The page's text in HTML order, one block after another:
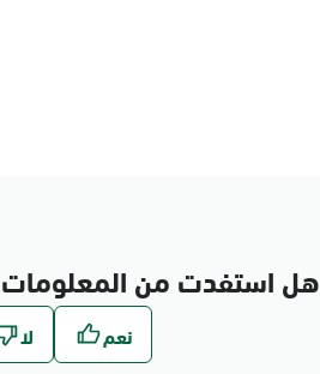
هل استفدت من